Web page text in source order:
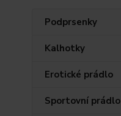
Podprsenky
Kalhotky
Erotické prádlo
Sportovní prádlo